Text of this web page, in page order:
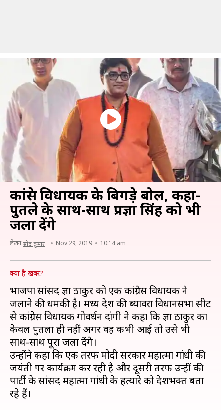
कांग्रेस विधायक के बिगड़े बोल, कहा-
पुतले के साथ-साथ प्रज्ञा सिंह को भी
जला देंगे
लेखन प्रमोद कुमार Nov 29, 2019 10:14 am
क्या है खबर?
भाजपा सांसद प्रज्ञा ठाकुर को एक कांग्रेस विधायक ने
जलाने की धमकी है। मध्य प्रदेश की ब्यावरा विधानसभा सीट
से कांग्रेस विधायक गोवर्धन दांगी ने कहा कि प्रज्ञा ठाकुर का
केवल पुतला ही नहीं अगर वह कभी आई तो उसे भी
साथ-साथ पूरा जला देंगे।
उन्होंने कहा कि एक तरफ मोदी सरकार महात्मा गांधी की
जयंती पर कार्यक्रम कर रही है और दूसरी तरफ उन्हीं की
पार्टी के सांसद महात्मा गांधी के हत्यारे को देशभक्त बता